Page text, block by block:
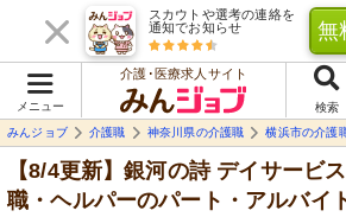
スカウトや選考の連絡を
通知でお知らせ
無
メニュー
介護･医療求人サイト
検索
みんジョブ
介護職 神奈川県の介護職 横浜市の介護
【8/4更新】銀河の詩 デイサービ
職・ヘルパーのパート・アルバイ